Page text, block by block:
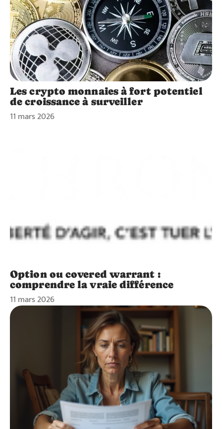
Les crypto monnaies à fort potentiel
de croissance à surveiller
11 mars 2026
Option ou covered warrant :
comprendre la vraie différence
11 mars 2026